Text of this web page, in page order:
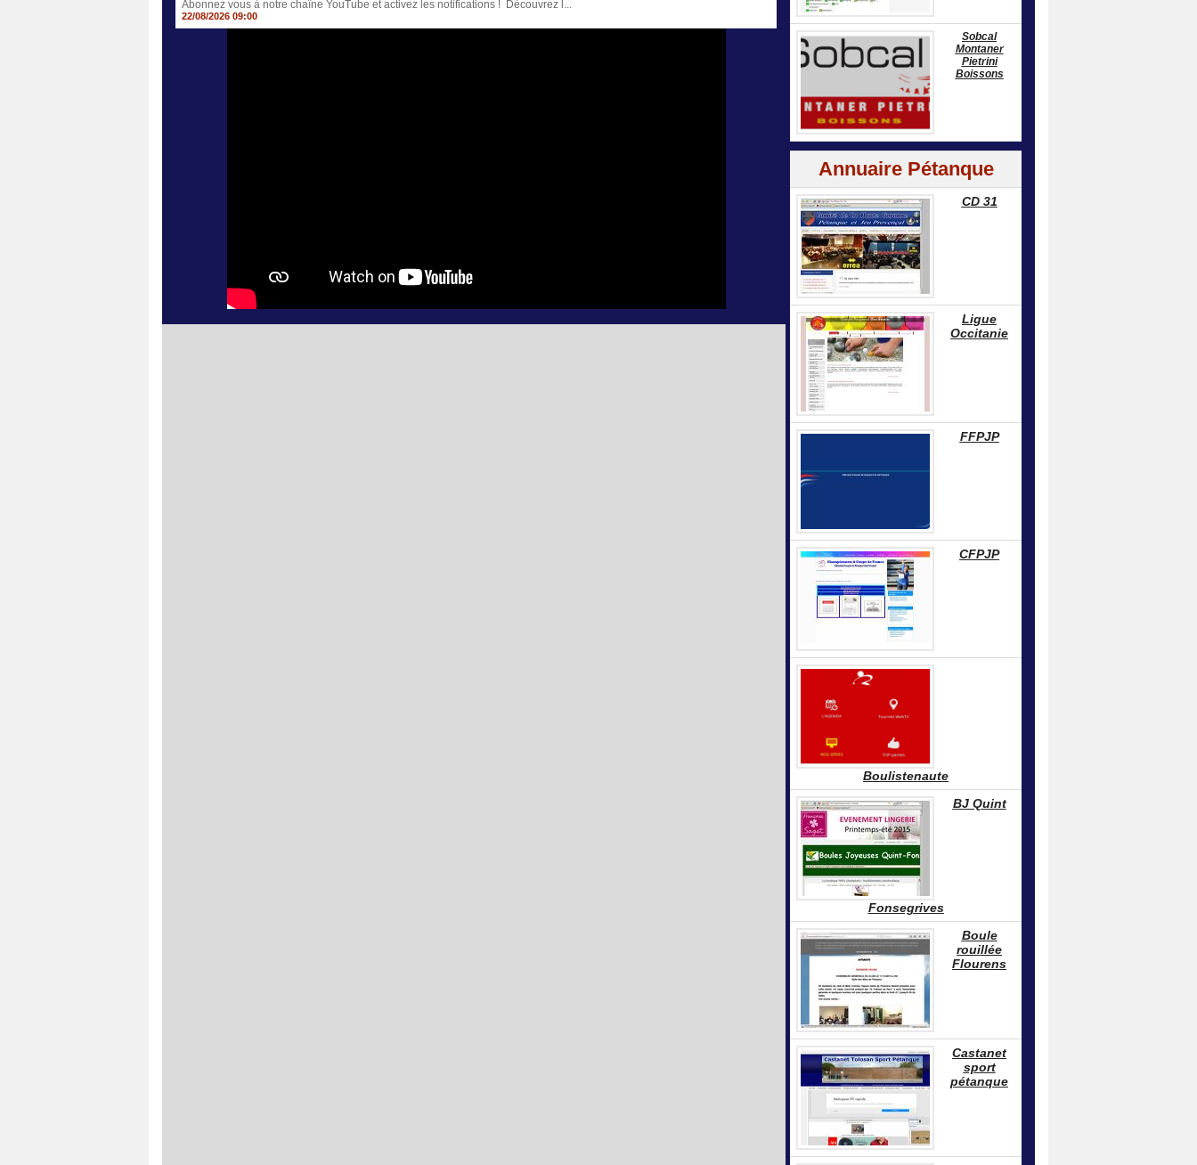
Abonnez vous à notre chaîne YouTube et activez les notifications ! Découvrez l...
22/08/2026 09:00
Sobcal
Montaner
Pietrini
Boissons
Annuaire Pétanque
CD 31
Ligue
Occitanie
FFPJP
CFPJP
Boulistenaute
BJ Quint
Fonsegrives
Boule
rouillée
Flourens
Castanet
sport
pétanque